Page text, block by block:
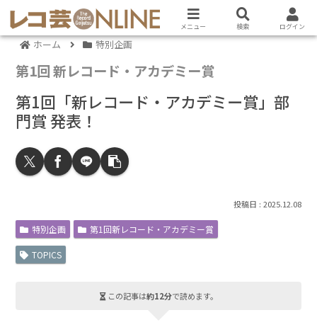
ホーム 特別企画
第1回 新レコード・アカデミー賞
第1回「新レコード・アカデミー賞」部
門賞 発表！
2025.12.08
特別企画 第1回新レコード・アカデミー賞
TOPICS
この記事は約12分で読めます。
メニュー 検索 ログイン